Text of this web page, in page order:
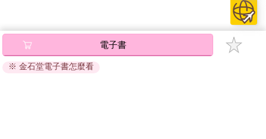
電子書
※ 金石堂電子書怎麼看